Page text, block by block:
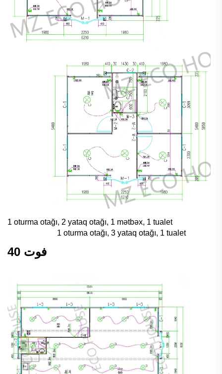
1 oturma otağı, 2 yataq otağı, 1 mətbəx, 1 tualet
1 oturma otağı, 3 yataq otağı, 1 tualet